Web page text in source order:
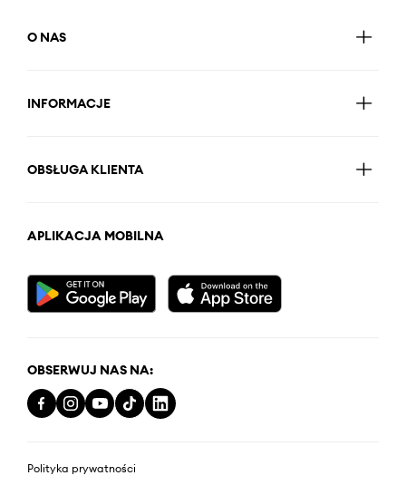
O NAS
INFORMACJE
OBSŁUGA KLIENTA
APLIKACJA MOBILNA
OBSERWUJ NAS NA:
Polityka prywatności